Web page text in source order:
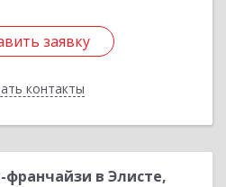
заявку
контакты
заявку
Назад
в Элисте,